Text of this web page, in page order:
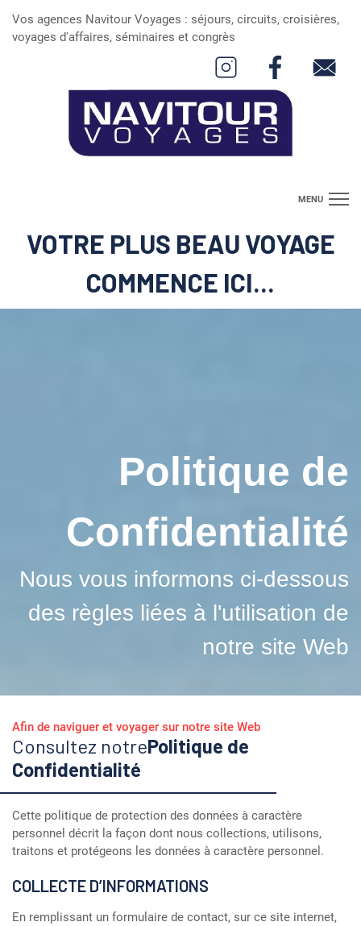
Vos agences Navitour Voyages : séjours, circuits, croisières,
voyages d'affaires, séminaires et congrès
MENU
Nos Séjours
VOTRE PLUS BEAU VOYAGE
COMMENCE ICI...
Politique de
Confidentialité
Nous vous informons ci-dessous
des règles liées à l'utilisation de
notre site Web
Afin de naviguer et voyager sur notre site Web
Consultez notrePolitique de
Confidentialité
Cette politique de protection des données à caractère
personnel décrit la façon dont nous collections, utilisons,
traitons et protégeons les données à caractère personnel.
COLLECTE D’INFORMATIONS
En remplissant un formulaire de contact, sur ce site internet,